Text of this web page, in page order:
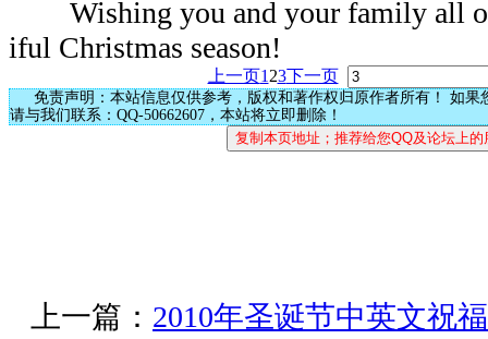
Wishing you and your family all
iful Christmas season!
上一页1 23下一页
免责声明：本站信息仅供参考，版权和著作权归原作者所有！ 如果
请与我们联系：QQ-50662607，本站将立即删除！
上一篇： 2010年圣诞节中英文祝